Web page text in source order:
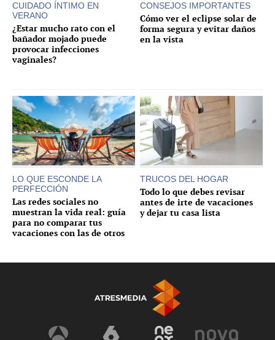
CUIDADO ÍNTIMO EN
VERANO
¿Estar mucho rato con el
bañador mojado puede
provocar infecciones
vaginales?
CONSEJOS IMPORTANTES
Cómo ver el eclipse solar de
forma segura y evitar daños
en la vista
LO QUE ESCONDE LA
PERFECCIÓN
Las redes sociales no
muestran la vida real: guía
para no comparar tus
vacaciones con las de otros
TRUCOS DEL HOGAR
Todo lo que debes revisar
antes de irte de vacaciones
y dejar tu casa lista